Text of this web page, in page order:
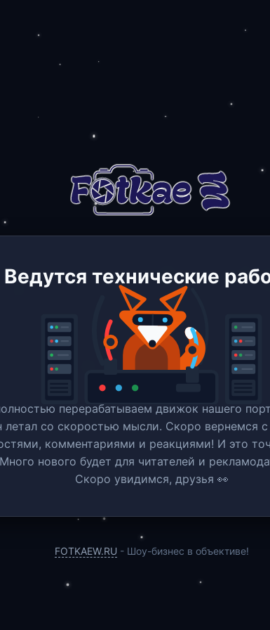
Ведутся технические
перерабатываем движок нашего
летал со скоростью мысли. Скоро вернемся
комментариями и реакциями! И это
Много нового будет для читателей и
Скоро увидимся, друзья 👀
FOTKAEW.RU - Шоу-бизнес в объективе!